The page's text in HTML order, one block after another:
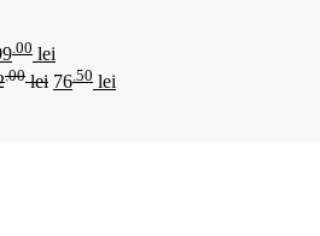
.00 lei
.00 lei 76 .50 lei